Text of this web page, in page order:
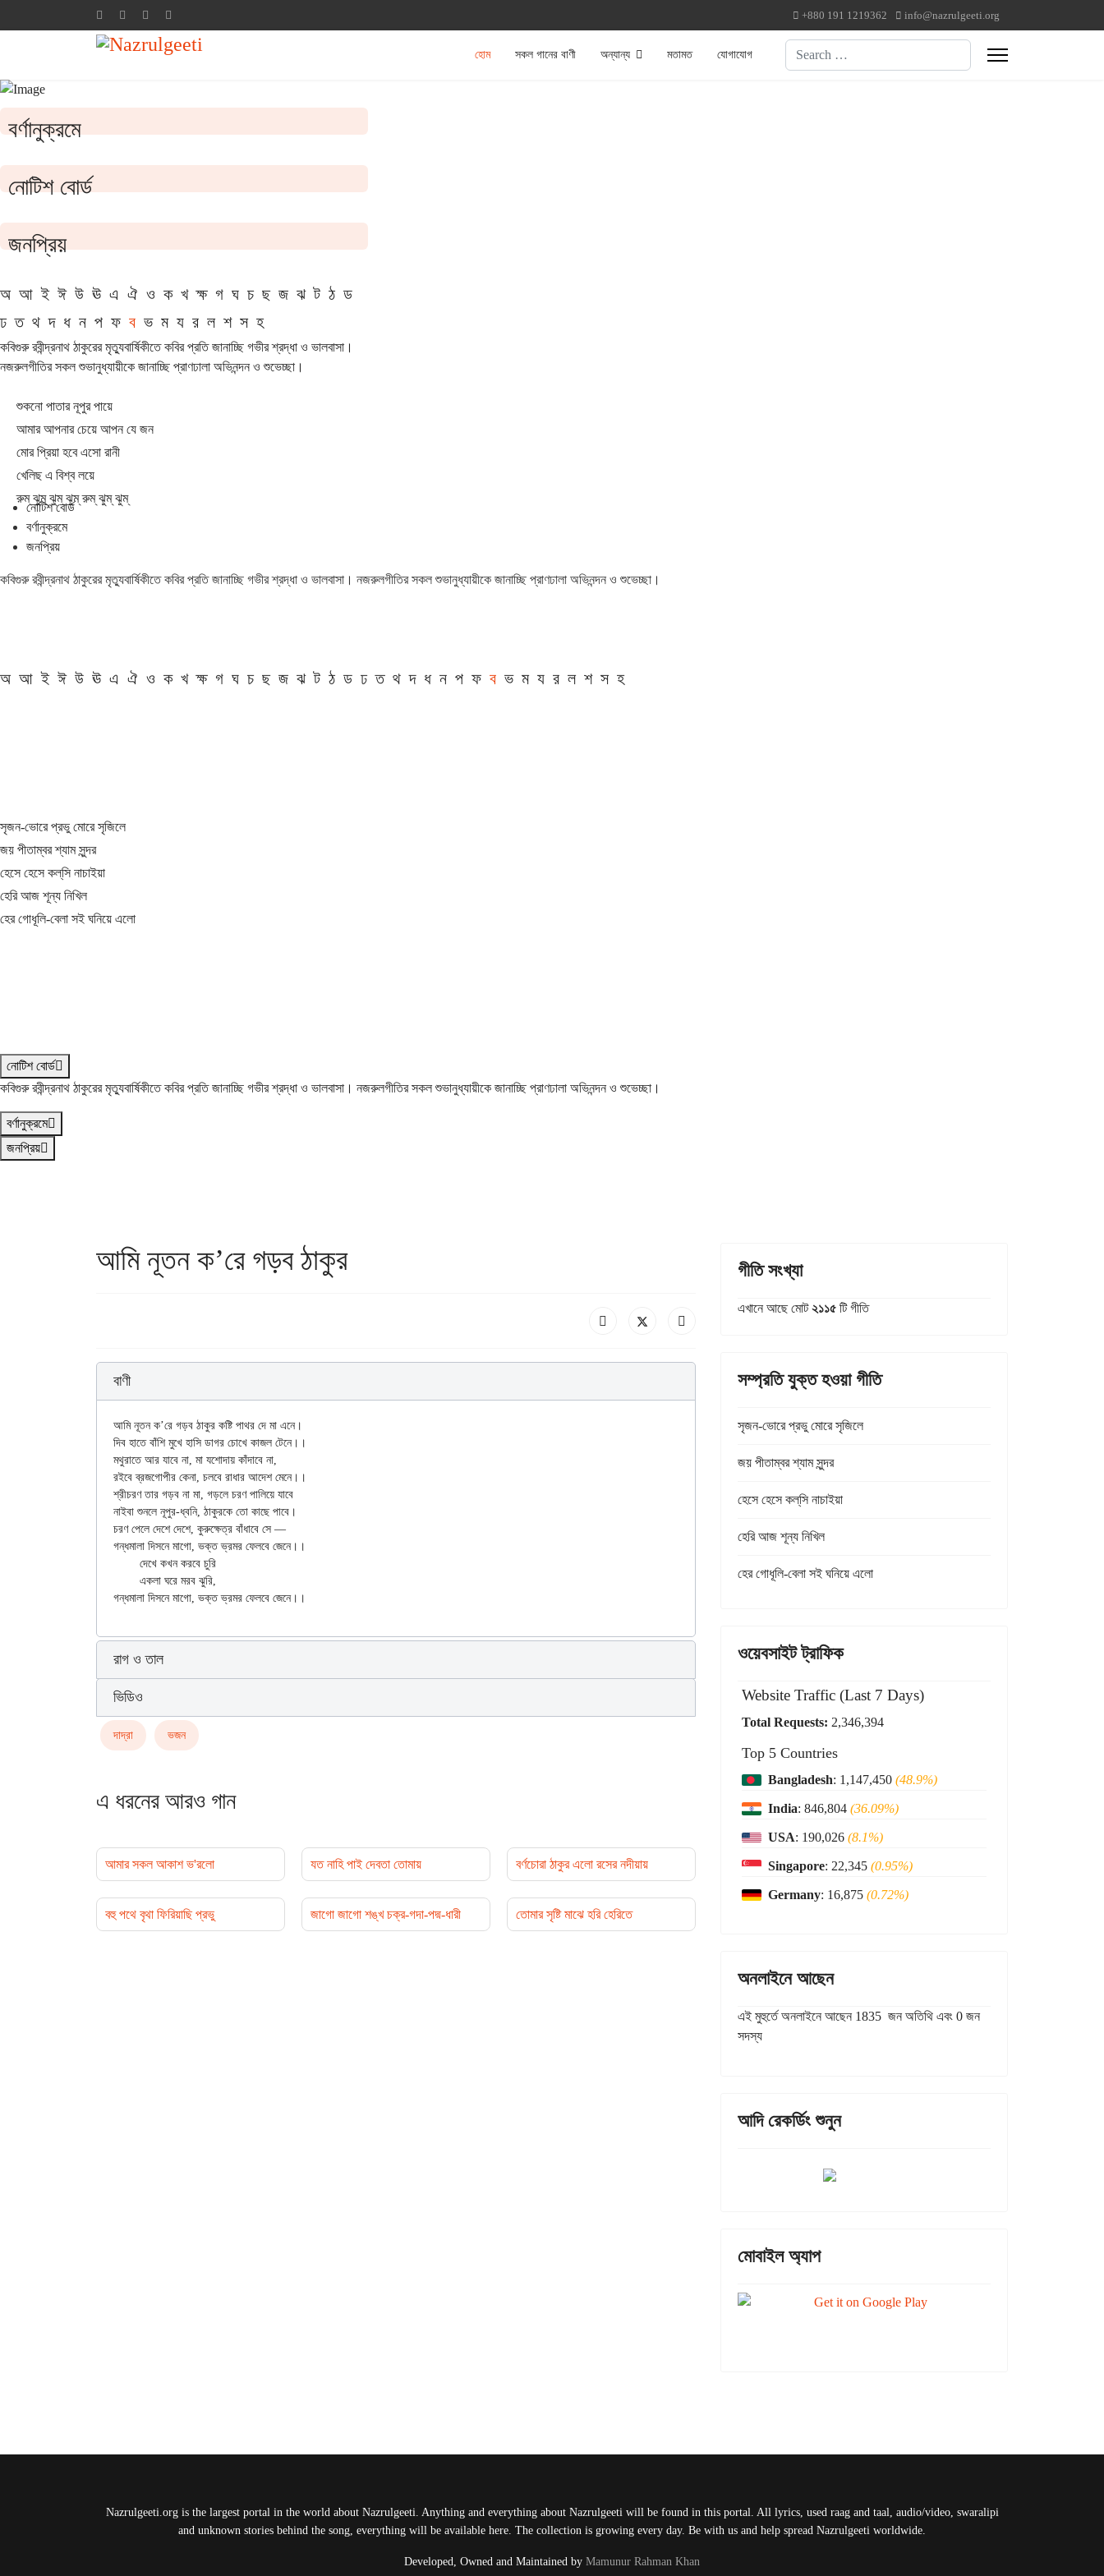
+880 191 1219362 info@nazrulgeeti.org
হোম সকল গানের বাণী অন্যান্য মতামত যোগাযোগ Search
বর্ণানুক্রমে
নোটিশ বোর্ড
জনপ্রিয়
অ আ ই ঈ উ ঊ এ ঐ ও ক খ ক্ষ গ ঘ চ ছ জ ঝ ট ঠ ড
ঢ ত থ দ ধ ন প ফ ব ভ ম য র ল শ স হ
কবিগুরু রবীন্দ্রনাথ ঠাকুরের মৃত্যুবার্ষিকীতে কবির প্রতি জানাচ্ছি গভীর শ্রদ্ধা ও ভালবাসা।
নজরুলগীতির সকল শুভানুধ্যায়ীকে জানাচ্ছি প্রাণঢালা অভিনন্দন ও শুভেচ্ছা।
শুকনো পাতার নূপুর পায়ে
আমার আপনার চেয়ে আপন যে জন
মোর প্রিয়া হবে এসো রানী
খেলিছ এ বিশ্ব লয়ে
রুম্ ঝুম্ ঝুম্ ঝুম্ রুম্ ঝুম্ ঝুম্
নোটিশ বোর্ড
বর্ণানুক্রমে
জনপ্রিয়
কবিগুরু রবীন্দ্রনাথ ঠাকুরের মৃত্যুবার্ষিকীতে কবির প্রতি জানাচ্ছি গভীর শ্রদ্ধা ও ভালবাসা। নজরুলগীতির সকল শুভানুধ্যায়ীকে জানাচ্ছি প্রাণঢালা অভিনন্দন ও শুভেচ্ছা।
অ আ ই ঈ উ ঊ এ ঐ ও ক খ ক্ষ গ ঘ চ ছ জ ঝ ট ঠ ড ঢ ত থ দ ধ ন প ফ ব ভ ম য র ল শ স হ
সৃজন-ভোরে প্রভু মোরে সৃজিলে
জয় পীতাম্বর শ্যাম সুন্দর
হেসে হেসে কল্‌সি নাচাইয়া
হেরি আজ শূন্য নিখিল
হের গোধূলি-বেলা সই ঘনিয়ে এলো
নোটিশ বোর্ড
কবিগুরু রবীন্দ্রনাথ ঠাকুরের মৃত্যুবার্ষিকীতে কবির প্রতি জানাচ্ছি গভীর শ্রদ্ধা ও ভালবাসা। নজরুলগীতির সকল শুভানুধ্যায়ীকে জানাচ্ছি প্রাণঢালা অভিনন্দন ও শুভেচ্ছা।
বর্ণানুক্রমে
জনপ্রিয়
আমি নূতন ক’রে গড়ব ঠাকুর
বাণী
আমি নূতন ক’রে গড়ব ঠাকুর কষ্টি পাথর দে মা এনে।
দিব হাতে বাঁশি মুখে হাসি ডাগর চোখে কাজল টেনে।।
মথুরাতে আর যাবে না, মা যশোদায় কাঁদাবে না,
রইবে ব্রজগোপীর কেনা, চলবে রাধার আদেশ মেনে।।
শ্রীচরণ তার গড়ব না মা, গড়লে চরণ পালিয়ে যাবে
নাইবা শুনলে নূপুর-ধ্বনি, ঠাকুরকে তো কাছে পাবে।
চরণ পেলে দেশে দেশে, কুরুক্ষেত্র বাঁধাবে সে —
গন্ধমালা দিসনে মাগো, ভক্ত ভ্রমর ফেলবে জেনে।।
রাগ ও তাল
ভিডিও
দাদ্‌রা ভজন
এ ধরনের আরও গান
আমার সকল আকাশ ভ'রলো যত নাহি পাই দেবতা তোমায় বর্ণচোরা ঠাকুর এলো রসের নদীয়ায়
বহু পথে বৃথা ফিরিয়াছি প্রভু জাগো জাগো শঙ্খ চক্র-গদা-পদ্ম-ধারী তোমার সৃষ্টি মাঝে হরি হেরিতে
গীতি সংখ্যা
এখানে আছে মোট২১১৫ টি গীতি
সম্প্রতি যুক্ত হওয়া গীতি
সৃজন-ভোরে প্রভু মোরে সৃজিলে
জয় পীতাম্বর শ্যাম সুন্দর
হেসে হেসে কল্‌সি নাচাইয়া
হেরি আজ শূন্য নিখিল
হের গোধূলি-বেলা সই ঘনিয়ে এলো
ওয়েবসাইট ট্রাফিক
Website Traffic (Last 7 Days)
Total Requests: 2,346,394
Top 5 Countries
Bangladesh: 1,147,450 (48.9%)
India: 846,804 (36.09%)
USA: 190,026 (8.1%)
Singapore: 22,345 (0.95%)
Germany: 16,875 (0.72%)
অনলাইনে আছেন
এই মুহুর্তে অনলাইনে আছেন 1835 জন অতিথি এবং 0 জন
সদস্য
আদি রেকর্ডিং শুনুন
মোবাইল অ্যাপ
Nazrulgeeti.org is the largest portal in the world about Nazrulgeeti. Anything and everything about Nazrulgeeti will be found in this portal. All lyrics, used raag and taal, audio/video, swaralipi
and unknown stories behind the song, everything will be available here. The collection is growing every day. Be with us and help spread Nazrulgeeti worldwide.
Developed, Owned and Maintained by Mamunur Rahman Khan